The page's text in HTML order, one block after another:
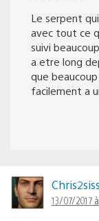
Le serpent
avec tout ce
suivi
a etre long
que
facilement a
13/07/2017